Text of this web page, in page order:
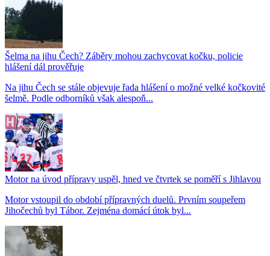
Šelma na jihu Čech? Záběry mohou zachycovat kočku, policie
hlášení dál prověřuje
Na jihu Čech se stále objevuje řada hlášení o možné velké kočkovité
šelmě. Podle odborníků však alespoň...
Motor na úvod přípravy uspěl, hned ve čtvrtek se poměří s Jihlavou
Motor vstoupil do období přípravných duelů. Prvním soupeřem
Jihočechů byl Tábor. Zejména domácí útok byl...